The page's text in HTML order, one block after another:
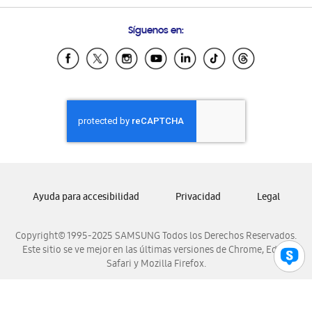
Samsung Ecuador
Samsung El Salvador
Samsung Honduras
Samsung Nicaragua
Samsung Panamá
Samsung Venezuela
Síguenos en:
Copyright© 1995-2025 SAMSUNG Todos los Derechos Reservados.
Este sitio se ve mejor en las últimas versiones de Chrome, Edge,
Safari y Mozilla Firefox.
Ayuda para accesibilidad Privacidad Legal